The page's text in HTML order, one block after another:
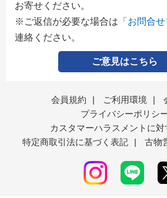
お寄せください。
※ご返信が必要な場合は 「お問合
連絡ください。
ご意見はこちら
会員規約 | ご利用環境 |
プライバシーポリシ
カスタマーハラスメントに対
特定商取引法に基づく表記
| 古物